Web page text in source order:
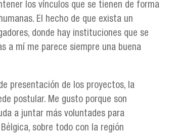
los vínculos que se tienen de forma
El hecho de que exista un
donde hay instituciones que se
a mí me parece siempre una buena
presentación de los proyectos, la
postular. Me gusto porque son
a juntar más voluntades para
sobre todo con la región